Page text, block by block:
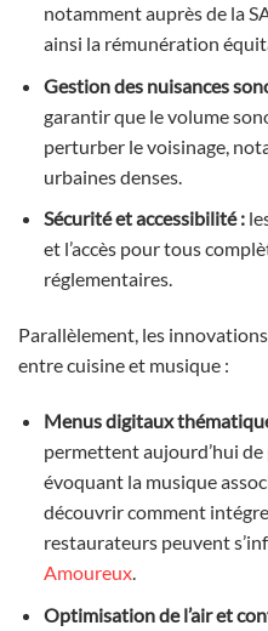
notamment auprès de la
ainsi la rémunération
Gestion des nuisances
garantir que le volume
perturber le voisinage,
urbaines denses.
Sécurité et accessibilité :
et l’accès pour tous
réglementaires.
Parallèlement, les
entre cuisine et musique :
Menus digitaux
permettent aujourd’hui
évoquant la musique
découvrir comment
restaurateurs peuvent
Amoureux.
Optimisation de l’air et